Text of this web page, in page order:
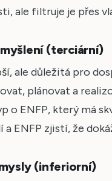
ale filtruje je přes
(terciární)
ale důležitá pro
plánovat a
o ENFP, který má
a ENFP zjistí, že
(inferiorní)